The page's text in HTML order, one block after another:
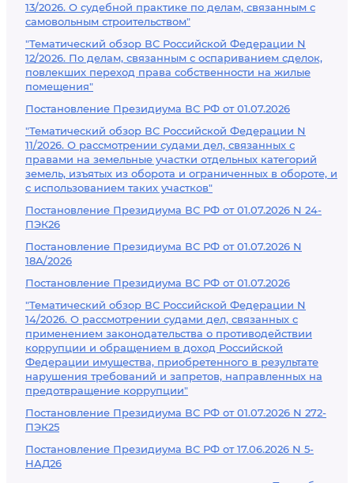
13/2026. О судебной практике по делам, связанным с
самовольным строительством"
"Тематический обзор ВС Российской Федерации N
12/2026. По делам, связанным с оспариванием сделок,
повлекших переход права собственности на жилые
помещения"
Постановление Президиума ВС РФ от 01.07.2026
"Тематический обзор ВС Российской Федерации N
11/2026. О рассмотрении судами дел, связанных с
правами на земельные участки отдельных категорий
земель, изъятых из оборота и ограниченных в обороте, и
с использованием таких участков"
Постановление Президиума ВС РФ от 01.07.2026 N 24-
ПЭК26
Постановление Президиума ВС РФ от 01.07.2026 N
18А/2026
Постановление Президиума ВС РФ от 01.07.2026
"Тематический обзор ВС Российской Федерации N
14/2026. О рассмотрении судами дел, связанных с
применением законодательства о противодействии
коррупции и обращением в доход Российской
Федерации имущества, приобретенного в результате
нарушения требований и запретов, направленных на
предотвращение коррупции"
Постановление Президиума ВС РФ от 01.07.2026 N 272-
ПЭК25
Постановление Президиума ВС РФ от 17.06.2026 N 5-
НАД26